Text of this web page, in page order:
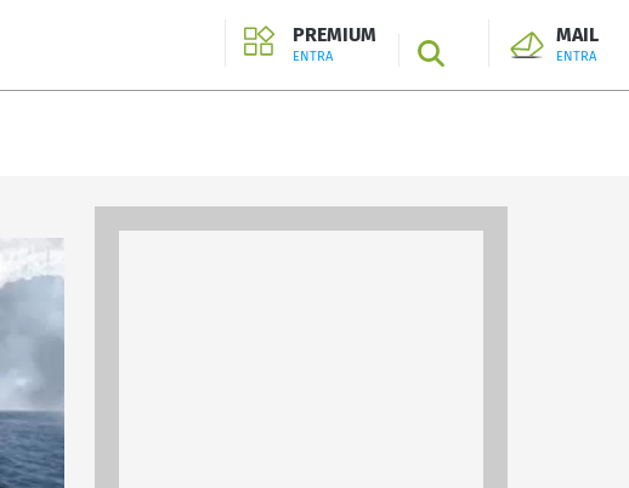
PREMIUM
ENTRA SEARCH
MAIL
ENTRA